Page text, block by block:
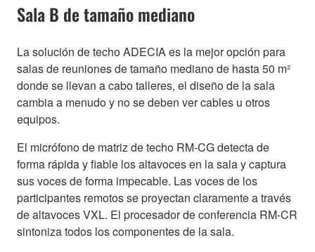
Sala B de tamaño mediano
La solución de techo ADECIA es la mejor opción para
salas de reuniones de tamaño mediano de hasta 50 m²
donde se llevan a cabo talleres, el diseño de la sala
cambia a menudo y no se deben ver cables u otros
equipos.
El micrófono de matriz de techo RM-CG detecta de
forma rápida y fiable los altavoces en la sala y captura
sus voces de forma impecable. Las voces de los
participantes remotos se proyectan claramente a través
de altavoces VXL. El procesador de conferencia RM-CR
sintoniza todos los componentes de la sala.